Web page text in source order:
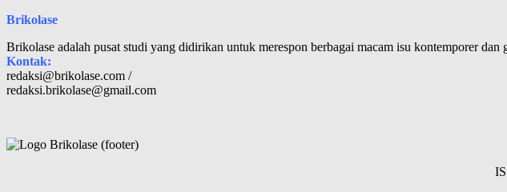
Brikolase
Brikolase adalah pusat studi yang didirikan untuk merespon berbagai macam isu kontemporer
Kontak:
redaksi@brikolase.com /
redaksi.brikolase@gmail.com